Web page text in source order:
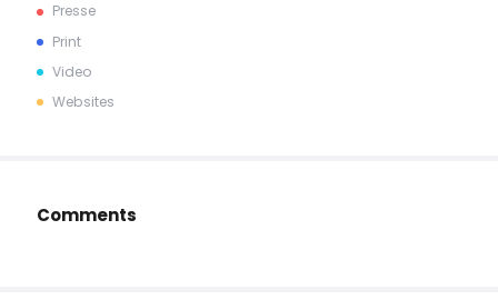
Presse
Print
Video
Websites
Comments